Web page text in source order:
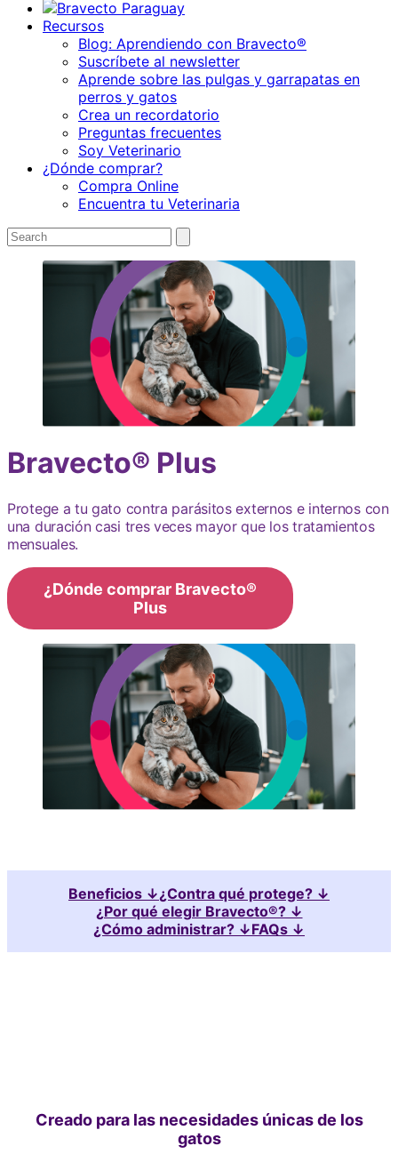
Recursos
Blog: Aprendiendo con Bravecto®
Suscríbete al newsletter
Aprende sobre las pulgas y garrapatas en
perros y gatos
Crea un recordatorio
Preguntas frecuentes
Soy Veterinario
¿Dónde comprar?
Compra Online
Encuentra tu Veterinaria
Search
for:
search
Bravecto® Plus
Protege a tu gato contra parásitos externos e internos con
una duración casi tres veces mayor que los tratamientos
mensuales.
¿Dónde comprar Bravecto®
Plus
Beneficios ↓¿Contra qué protege? ↓
¿Por qué elegir Bravecto®? ↓
¿Cómo administrar? ↓FAQs ↓
Creado para las necesidades únicas de los
gatos